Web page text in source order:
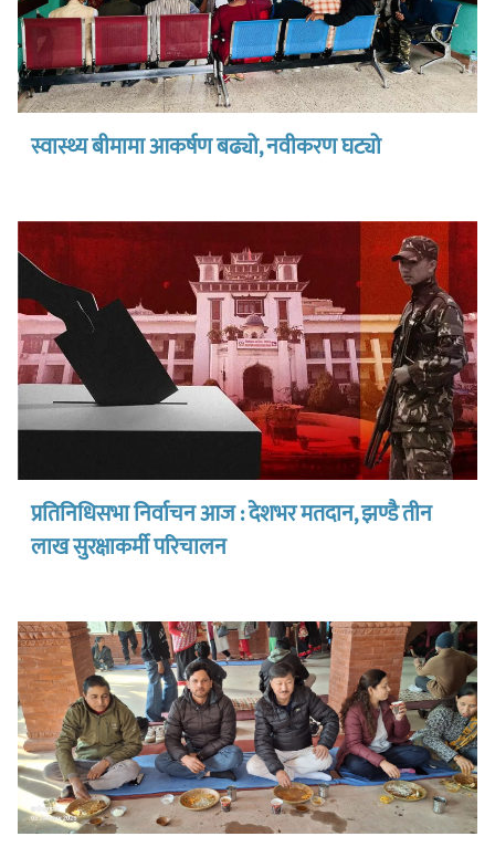
स्वास्थ्य बीमामा आकर्षण बढ्यो, नवीकरण घट्यो
प्रतिनिधिसभा निर्वाचन आज : देशभर मतदान, झण्डै तीन
लाख सुरक्षाकर्मी परिचालन